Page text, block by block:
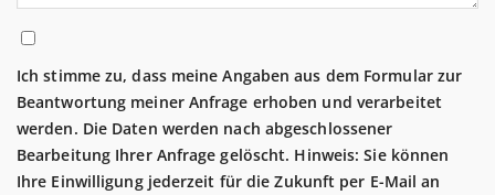
Ich stimme zu, dass meine Angaben aus dem Formular zur
Beantwortung meiner Anfrage erhoben und verarbeitet
werden. Die Daten werden nach abgeschlossener
Bearbeitung Ihrer Anfrage gelöscht. Hinweis: Sie können
Ihre Einwilligung jederzeit für die Zukunft per E-Mail an